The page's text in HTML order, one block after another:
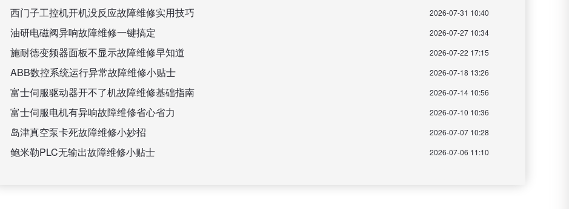
西门子工控机开机没反应故障维修实用技巧 2026-07-31 10:40
油研电磁阀异响故障维修一键搞定 2026-07-27 10:34
施耐德变频器面板不显示故障维修早知道 2026-07-22 17:15
ABB数控系统运行异常故障维修小贴士 2026-07-18 13:26
富士伺服驱动器开不了机故障维修基础指南 2026-07-14 10:56
富士伺服电机有异响故障维修省心省力 2026-07-10 10:36
岛津真空泵卡死故障维修小妙招 2026-07-07 10:28
鲍米勒PLC无输出故障维修小贴士 2026-07-06 11:10